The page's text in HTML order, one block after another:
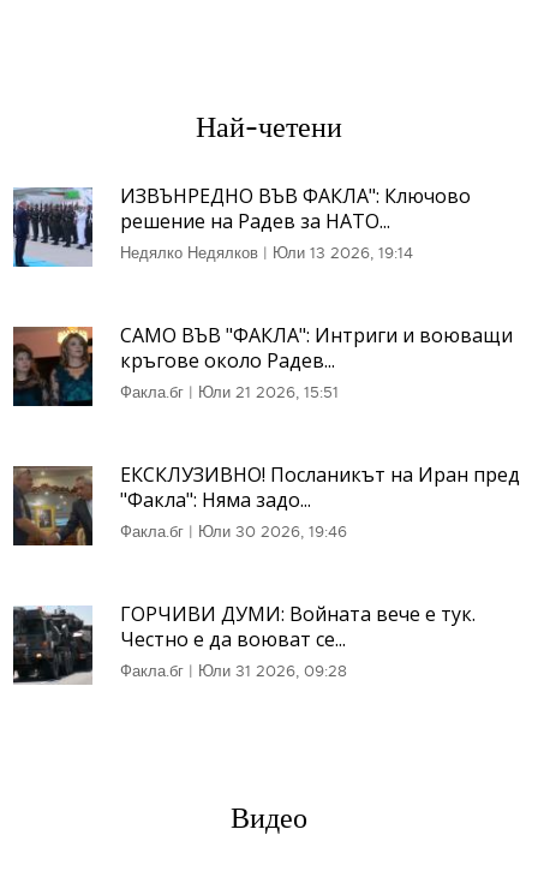
Най-четени
ИЗВЪНРЕДНО ВЪВ ФАКЛА": Ключово
решение на Радев за НАТО...
Недялко Недялков | Юли 13 2026, 19:14
САМО ВЪВ "ФАКЛА": Интриги и воюващи
кръгове около Радев...
Факла.бг | Юли 21 2026, 15:51
ЕКСКЛУЗИВНО! Посланикът на Иран пред
"Факла": Няма задо...
Факла.бг | Юли 30 2026, 19:46
ГОРЧИВИ ДУМИ: Войната вече е тук.
Честно е да воюват се...
Факла.бг | Юли 31 2026, 09:28
Видео